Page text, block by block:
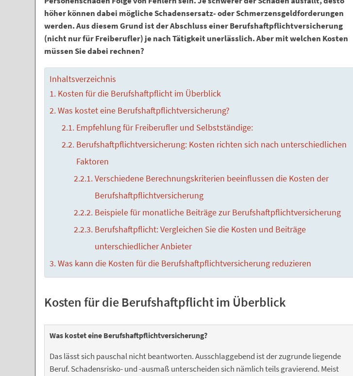
höher können dabei mögliche Schadensersatz- oder Schmerzensgeldforderungen
werden. Aus diesem Grund ist der Abschluss einer Berufshaftpflichtversicherung
(nicht nur für Freiberufler) je nach Tätigkeit unerlässlich. Aber mit welchen Kosten
müssen Sie dabei rechnen?
Inhaltsverzeichnis
Kosten für die Berufshaftpflicht im Überblick
Was kostet eine Berufshaftpflicht­versicherung?
Empfehlung für Freiberufler und Selbstständige:
Berufshaftpflicht­versicherung: Kosten richten sich nach unterschiedlichen
Faktoren
Verschiedene Berechnungskriterien beeinflussen die Kosten der
Berufshaftpflicht­versicherung
Beispiele für monatliche Beiträge zur Berufshaftpflicht­versicherung
Berufshaftpflicht: Vergleichen Sie die Kosten und Beiträge
unterschiedlicher Anbieter
Was kann die Kosten für die Berufshaftpflicht­versicherung reduzieren
Kosten für die Berufshaftpflicht im Überblick
Was kostet eine Berufshaftpflichtversicherung?
Das lässt sich pauschal nicht beantworten. Ausschlaggebend ist der zugrunde liegende
Beruf. Schadensrisko- und -ausmaß unterscheiden sich nämlich teils gravierend. Meist